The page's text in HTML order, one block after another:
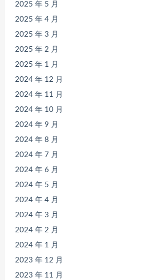
2025 年 5 月
2025 年 4 月
2025 年 3 月
2025 年 2 月
2025 年 1 月
2024 年 12 月
2024 年 11 月
2024 年 10 月
2024 年 9 月
2024 年 8 月
2024 年 7 月
2024 年 6 月
2024 年 5 月
2024 年 4 月
2024 年 3 月
2024 年 2 月
2024 年 1 月
2023 年 12 月
2023 年 11 月